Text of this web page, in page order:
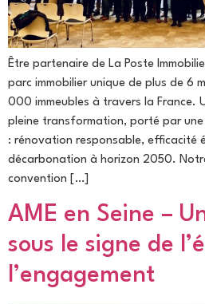
Être partenaire de La Poste
parc immobilier unique de plus de 6
000 immeubles à travers la France.
pleine transformation, porté par
: rénovation responsable, efficacité
décarbonation à horizon 2050.
convention […]
AME en Seine –
sous le signe de
l’engagement